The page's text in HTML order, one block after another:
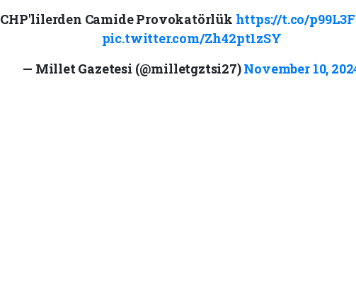
CHP'lilerden Camide Provokatörlük https://t.co/
pic.twitter.com/Zh42pt1zSY
— Millet Gazetesi (@milletgztsi27)November 10,